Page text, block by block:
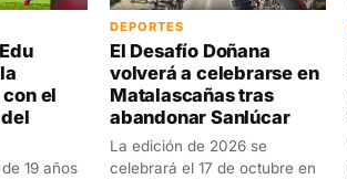
el
19 años
DEPORTES
El Desafío Doñana
volverá a celebrarse en
Matalascañas tras
abandonar Sanlúcar
La edición de 2026 se
celebrará el 17 de octubre en